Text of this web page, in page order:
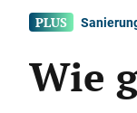
Wie